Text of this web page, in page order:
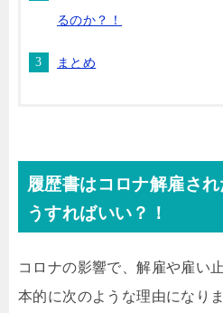
るのか？！
まとめ
履歴書はコロナ解雇さ
うすればいい？！
コロナの影響で、解雇や雇い
本的に次のような理由になりま